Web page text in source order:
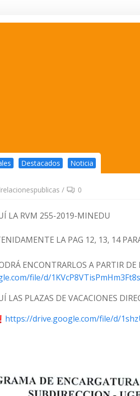
Destacados Noticia
/ 0
LA RVM 255-2019-MINEDU
LA PAG 12, 13, 14
ENCONTRARLOS A PARTIR DE
file/d/
LAS PLAZAS DE VACACIONES
https://drive.google.com/file/d/